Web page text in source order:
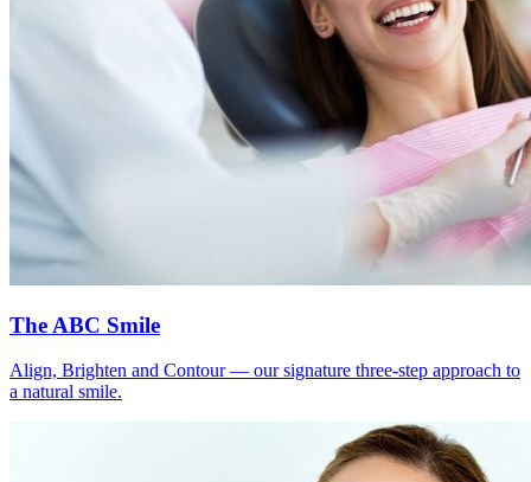
The ABC Smile
Align, Brighten and Contour — our signature three-step approach to
a natural smile.